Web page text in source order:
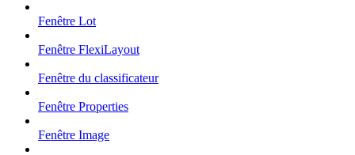
Fenêtre Lot
Fenêtre FlexiLayout
Fenêtre du classificateur
Fenêtre Properties
Fenêtre Image